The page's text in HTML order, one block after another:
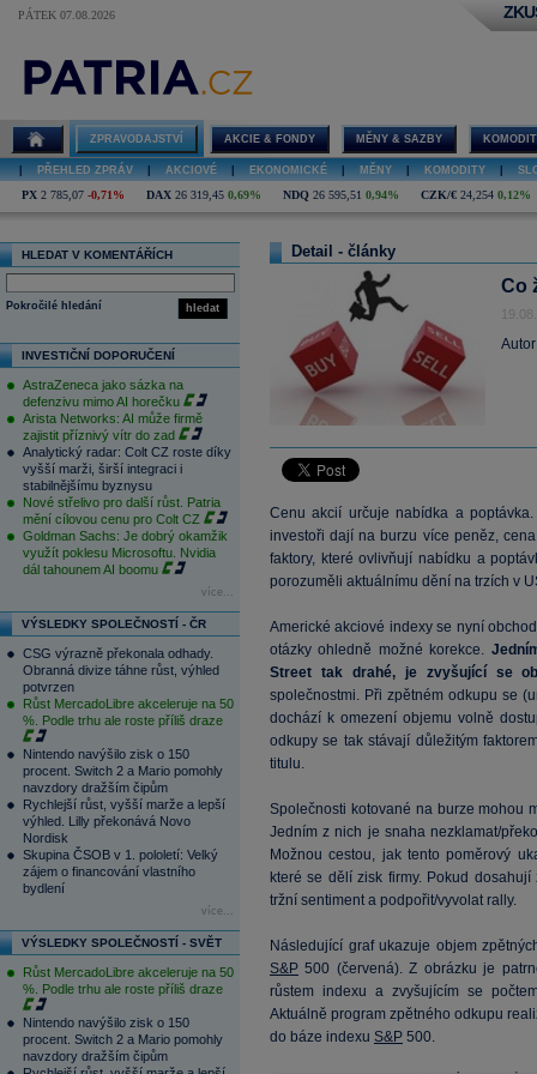
PÁTEK 07.08.2026
ZPRAVODAJSTVÍ AKCIE & FONDY MĚNY & SAZBY
PŘEHLED ZPRÁV AKCIOVÉ EKONOMICKÉ MĚNY KOMODITY
PX 2 785,07 -0,71% DAX 26 319,45 0,69% NDQ 26 595,51 0,94% CZK/€ 24,254 0,12%
HLEDAT V KOMENTÁŘÍCH
hledat
Pokročilé hledání
INVESTIČNÍ DOPORUČENÍ
AstraZeneca jako sázka na
defenzivu mimo AI horečku
Arista Networks: AI může firmě
zajistit příznivý vítr do zad
Analytický radar: Colt CZ roste díky
vyšší marži, širší integraci i
stabilnějšímu byznysu
Nové střelivo pro další růst. Patria
mění cílovou cenu pro Colt CZ
Goldman Sachs: Je dobrý okamžik
využít poklesu Microsoftu. Nvidia
dál tahounem AI boomu
více...
VÝSLEDKY SPOLEČNOSTÍ - ČR
CSG výrazně překonala odhady.
Obranná divize táhne růst, výhled
potvrzen
Růst MercadoLibre akceleruje na 50
%. Podle trhu ale roste příliš draze
Nintendo navýšilo zisk o 150
procent. Switch 2 a Mario pomohly
navzdory dražším čipům
Rychlejší růst, vyšší marže a lepší
výhled. Lilly překonává Novo
Nordisk
Skupina ČSOB v 1. pololetí: Velký
zájem o financování vlastního
bydlení
více...
VÝSLEDKY SPOLEČNOSTÍ - SVĚT
Růst MercadoLibre akceleruje na 50
%. Podle trhu ale roste příliš draze
Nintendo navýšilo zisk o 150
procent. Switch 2 a Mario pomohly
navzdory dražším čipům
Detail - články
Co
Cenu akcií určuje nabídka a
investoři dají na burzu více peněz,
faktory, které ovlivňují nabídku a
porozuměli aktuálnímu dění na trzích v
Americké akciové indexy se nyní
otázky ohledně možné korekce.
Street tak drahé, je zvyšující se
společnostmi. Při zpětném odkupu se
dochází k omezení objemu volně
odkupy se tak stávají důležitým
titulu.
Společnosti kotované na burze mohou
Jedním z nich je snaha nezklamat/
Možnou cestou, jak tento poměrový
které se dělí zisk firmy. Pokud
tržní sentiment a podpořit/vyvolat rally.
Následující graf ukazuje objem
S&P 500 (červená). Z obrázku je
růstem indexu a zvyšujícím se
Aktuálně program zpětného odkupu
do báze indexu S&P 500.